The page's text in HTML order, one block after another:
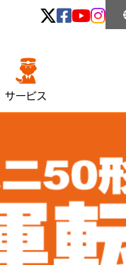
サービス